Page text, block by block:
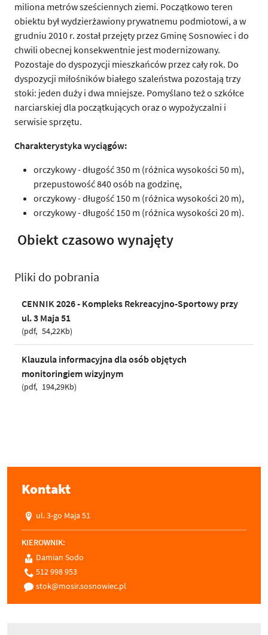
miliona metrów sześciennych ziemi. Początkowo teren
obiektu był wydzierżawiony prywatnemu podmiotowi, a w
grudniu 2010 r. został przejęty przez Gminę Sosnowiec i do
chwili obecnej konsekwentnie jest modernizowany.
Pozostaje do dyspozycji mieszkańców przez cały rok. Do
dyspozycji miłośników białego szaleństwa pozostają trzy
stoki: jeden duży i dwa mniejsze. Pomyślano też o szkółce
narciarskiej dla początkujących oraz o wypożyczalni i
serwisie sprzętu.
Charakterystyka wyciągów:
orczykowy - długość 350 m (różnica wysokości 50 m),
przepustowość 840 osób na godzinę,
orczykowy - długość 150 m (różnica wysokości 20 m),
orczykowy - długość 150 m (różnica wysokości 20 m).
Obiekt czasowo wynajęty
Pliki do pobrania
CENNIK 2026 - Kompleks Rekreacyjno-Sportowy przy
ul. 3 Maja 51
pdf 54,22Kb
Klauzula informacyjna dla osób objętych
monitoringiem wizyjnym
pdf 194,29Kb
Kontakt
ul. 3-go Maja 51
KIEROWNIK:
Damian Sodo
512 998 953
stok@mosir.sosnowiec.pl